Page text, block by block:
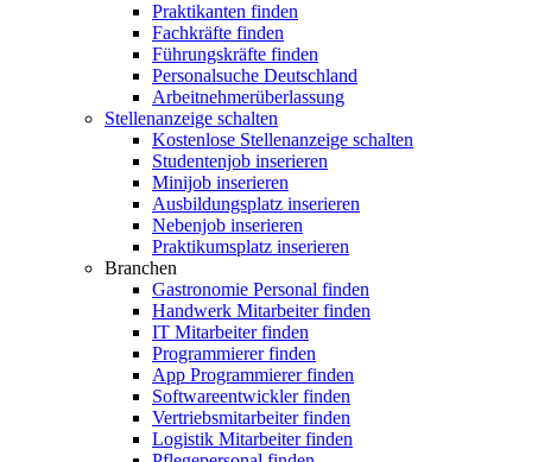
Praktikanten finden
Fachkräfte finden
Führungskräfte finden
Personalsuche Deutschland
Arbeitnehmerüberlassung
Stellenanzeige schalten
Kostenlose Stellenanzeige schalten
Studentenjob inserieren
Minijob inserieren
Ausbildungsplatz inserieren
Nebenjob inserieren
Praktikumsplatz inserieren
Branchen
Gastronomie Personal finden
Handwerk Mitarbeiter finden
IT Mitarbeiter finden
Programmierer finden
App Programmierer finden
Softwareentwickler finden
Vertriebsmitarbeiter finden
Logistik Mitarbeiter finden